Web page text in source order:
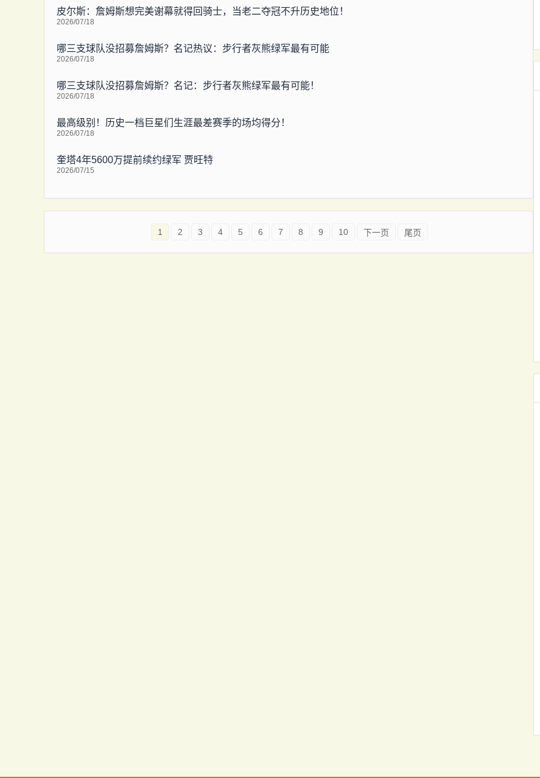
皮尔斯：詹姆斯想完美谢幕就得回骑士，当老二夺冠不升历史地位！
2026/07/18
哪三支球队没招募詹姆斯？名记热议：步行者灰熊绿军最有可能
2026/07/18
哪三支球队没招募詹姆斯？名记：步行者灰熊绿军最有可能！
2026/07/18
最高级别！历史一档巨星们生涯最差赛季的场均得分！
2026/07/18
奎塔4年5600万提前续约绿军 贾旺特
2026/07/15
1 2 3 4 5 6 7 8 9 10 下一页 尾页